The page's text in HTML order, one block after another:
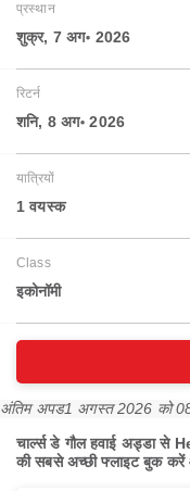
प्रस्थान
शुक्र, 7 अग॰ 2026
रिटर्न
शनि, 8 अग॰ 2026
यात्रियों
1 वयस्‍क
Class
इकोनॉमी
अंतिम अपड1 अगस्त 2026 को
चार्ल्स डे गौल हवाई अड्डा
की सबसे अच्छी फ्लाइट बुक करें